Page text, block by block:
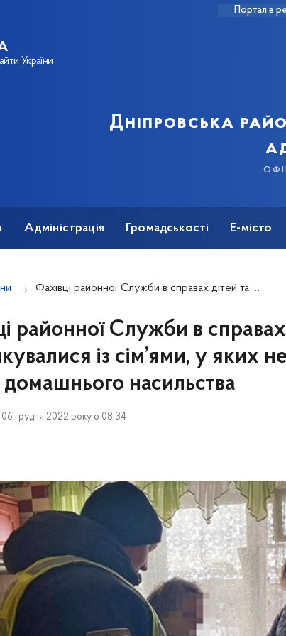
Портал в
України
Дніпровська
Адміністрація Громадськості Е-місто
Фахівці районної Служби в справах дітей та сім’ї поспілкувалися із сім’ями, у яких нещодавно зафіксували факти домашнього насильства
районної Служби в справах
із сім’ями, у яких
насильства
06 грудня 2022 року о 08:34